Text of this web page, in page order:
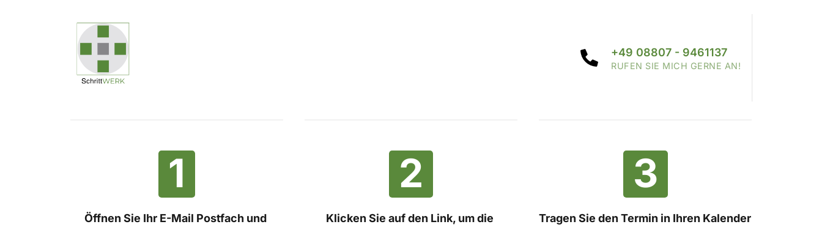
+49 08807 - 9461137
RUFEN SIE MICH GERNE AN!
1
Öffnen Sie Ihr E-Mail Postfach und
2
Klicken Sie auf den Link, um die
3
Tragen Sie den Termin in Ihren Kalender